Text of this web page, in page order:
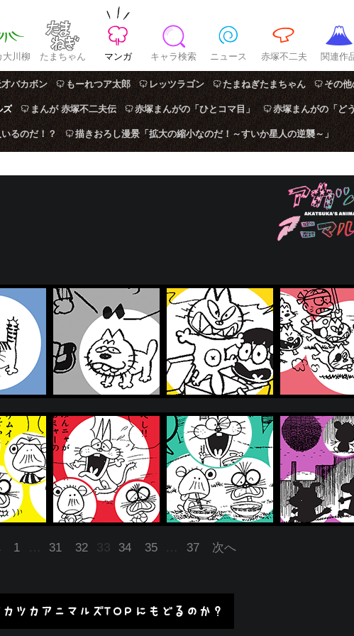
大川柳 たまちゃん マンガ キャラ検索 ニュース 赤塚不二夫 関連作
才バカボン もーれつア太郎 レッツラゴン たまねぎたまちゃん その
ズ まんが 赤塚不二夫伝 赤塚まんがの「ひとコマ目」 赤塚まんがの「ど
るのだ！？ 描きおろし漫景「拡大の縮小なのだ！～すいか星人の逆襲～」
1 … 31 32 33 34 35 … 37 次へ
カツカアニマルズTOPにもどるのか？